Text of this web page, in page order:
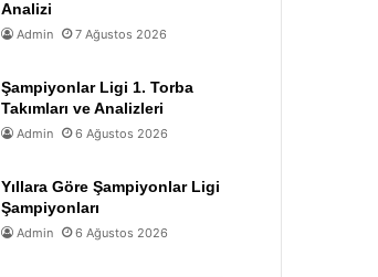
Analizi
Admin 7 Ağustos 2026
Şampiyonlar Ligi 1. Torba
Takımları ve Analizleri
Admin 6 Ağustos 2026
Yıllara Göre Şampiyonlar Ligi
Şampiyonları
Admin 6 Ağustos 2026